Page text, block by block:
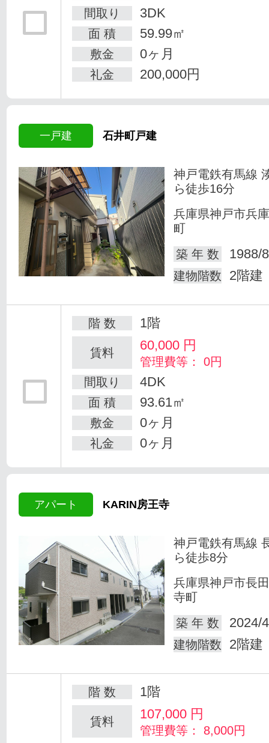
間取り
3DK
面 積 59.99㎡
敷金 0ヶ月
礼金 200,000円
一戸建 石井町戸建
神戸電鉄有馬線
ら徒歩16分
兵庫県神戸市兵
町
築 年 数
1988/
建物階数 2階建
階 数 1階
賃料 60,000 円
管理費等： 0円
間取り
4DK
面 積 93.61㎡
敷金 0ヶ月
礼金 0ヶ月
アパート KARIN房王寺
神戸電鉄有馬線
ら徒歩8分
兵庫県神戸市長
寺町
築 年 数
2024/
建物階数 2階建
階 数 1階
賃料 107,000 円
管理費等： 8,000円